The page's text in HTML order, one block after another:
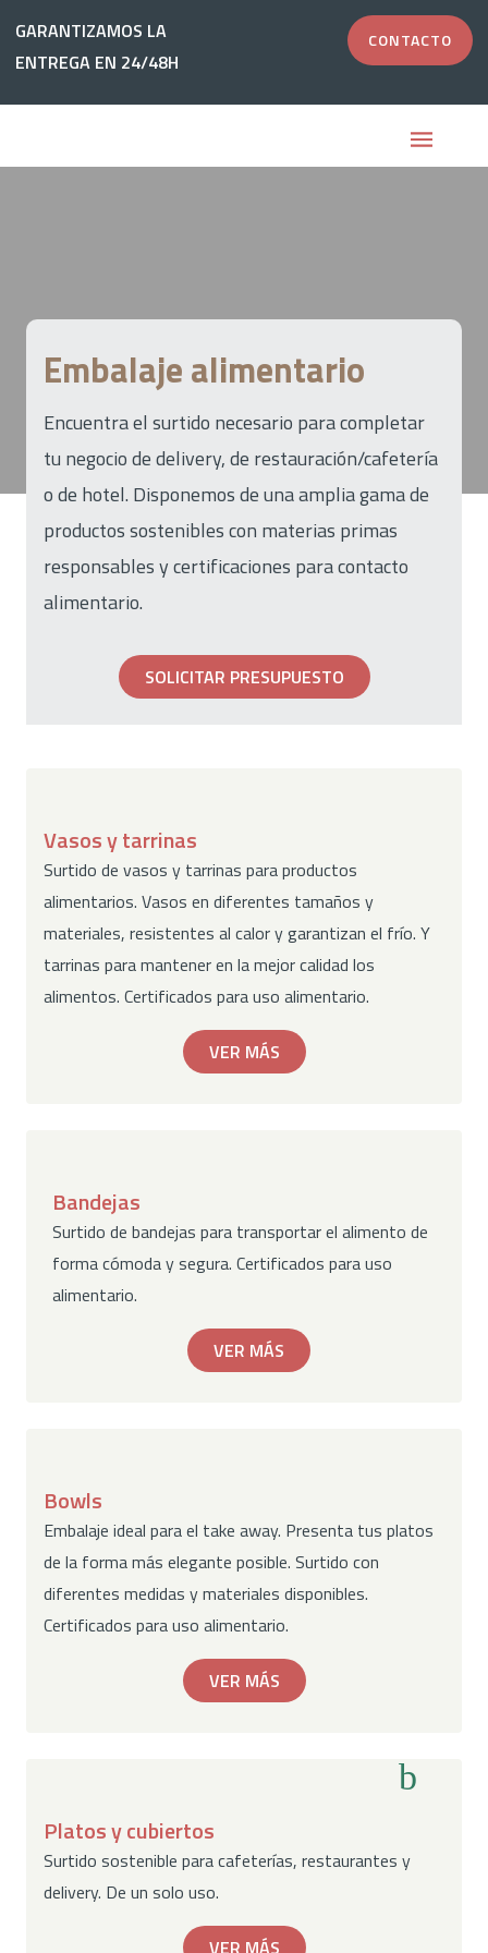
contenido
GARANTIZAMOS LA
ENTREGA EN 24/48H
CONTACTO
GARANTIZAMOS LA
ENTREGA EN 24/48H
CONTACTO
Embalaje alimentario
Encuentra el surtido necesario para completar
tu negocio de delivery, de restauración/cafetería
o de hotel. Disponemos de una amplia gama de
productos sostenibles con materias primas
responsables y certificaciones para contacto
alimentario.
SOLICITAR PRESUPUESTO
Vasos y tarrinas
Surtido de vasos y tarrinas para productos
alimentarios. Vasos en diferentes tamaños y
materiales, resistentes al calor y garantizan el frío. Y
tarrinas para mantener en la mejor calidad los
alimentos. Certificados para uso alimentario.
VER MÁS
Bandejas
Surtido de bandejas para transportar el alimento de
forma cómoda y segura. Certificados para uso
alimentario.
VER MÁS
Bowls
Embalaje ideal para el take away. Presenta tus platos
de la forma más elegante posible. Surtido con
diferentes medidas y materiales disponibles.
Certificados para uso alimentario.
VER MÁS
Platos y cubiertos
Surtido sostenible para cafeterías, restaurantes y
delivery. De un solo uso.
VER MÁS